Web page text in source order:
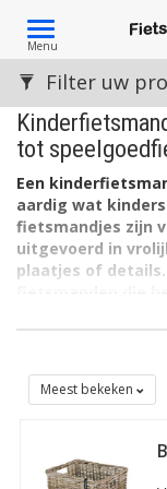
Toggle
navigation
Menu
tot
Een
aardig wat
fietsmandjes zijn
uitgevoerd in
plaatjes of
kinderfiets.
kinderfietsmanden
vaak ook met
of stripfiguren.
van fijnmazig staal.
Filter uw
Meest bekeken